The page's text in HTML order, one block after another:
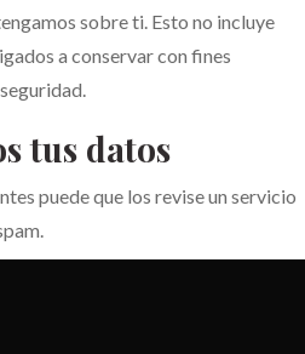
sobre ti. Esto no incluye
a conservar con fines
tus datos
puede que los revise un servicio